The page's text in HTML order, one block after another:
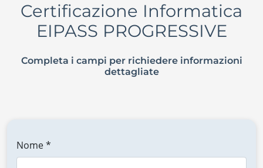
Certificazione Informatica
EIPASS PROGRESSIVE
Completa i campi per richiedere informazioni
dettagliate
Nome *